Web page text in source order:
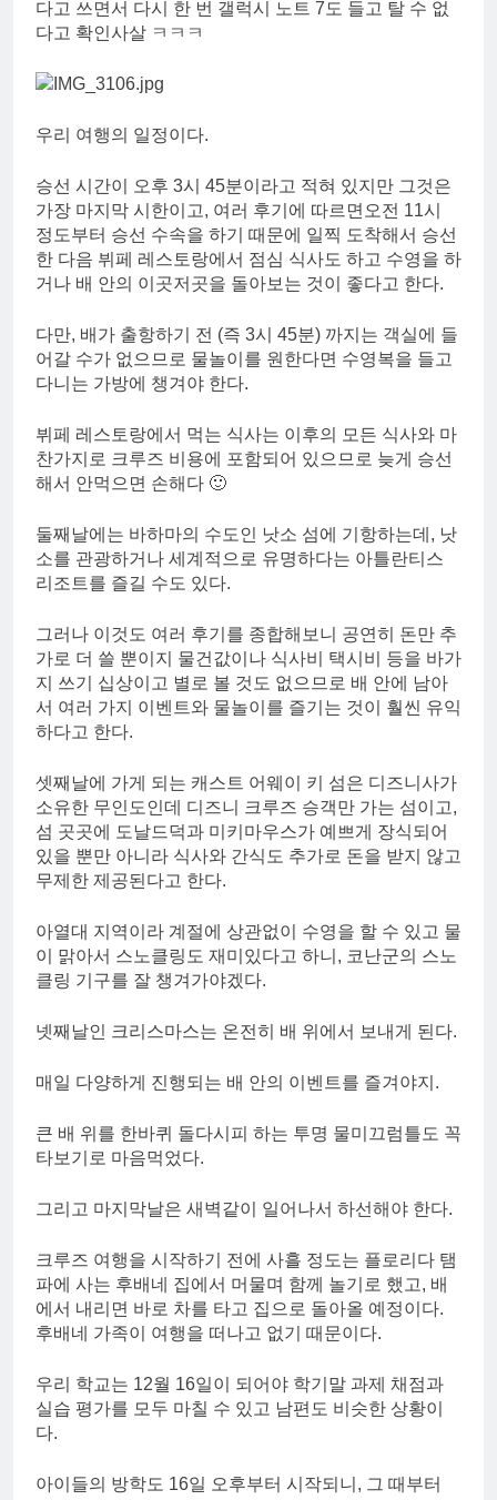
다고 쓰면서 다시 한 번 갤럭시 노트 7도 들고 탈 수 없
다고 확인사살 ㅋㅋㅋ
우리 여행의 일정이다.
승선 시간이 오후 3시 45분이라고 적혀 있지만 그것은
가장 마지막 시한이고, 여러 후기에 따르면오전 11시
정도부터 승선 수속을 하기 때문에 일찍 도착해서 승선
한 다음 뷔페 레스토랑에서 점심 식사도 하고 수영을 하
거나 배 안의 이곳저곳을 돌아보는 것이 좋다고 한다.
다만, 배가 출항하기 전 (즉 3시 45분) 까지는 객실에 들
어갈 수가 없으므로 물놀이를 원한다면 수영복을 들고
다니는 가방에 챙겨야 한다.
뷔페 레스토랑에서 먹는 식사는 이후의 모든 식사와 마
찬가지로 크루즈 비용에 포함되어 있으므로 늦게 승선
해서 안먹으면 손해다 🙂
둘째날에는 바하마의 수도인 낫소 섬에 기항하는데, 낫
소를 관광하거나 세계적으로 유명하다는 아틀란티스
리조트를 즐길 수도 있다.
그러나 이것도 여러 후기를 종합해보니 공연히 돈만 추
가로 더 쓸 뿐이지 물건값이나 식사비 택시비 등을 바가
지 쓰기 십상이고 별로 볼 것도 없으므로 배 안에 남아
서 여러 가지 이벤트와 물놀이를 즐기는 것이 훨씬 유익
하다고 한다.
셋째날에 가게 되는 캐스트 어웨이 키 섬은 디즈니사가
소유한 무인도인데 디즈니 크루즈 승객만 가는 섬이고,
섬 곳곳에 도날드덕과 미키마우스가 예쁘게 장식되어
있을 뿐만 아니라 식사와 간식도 추가로 돈을 받지 않고
무제한 제공된다고 한다.
아열대 지역이라 계절에 상관없이 수영을 할 수 있고 물
이 맑아서 스노클링도 재미있다고 하니, 코난군의 스노
클링 기구를 잘 챙겨가야겠다.
넷째날인 크리스마스는 온전히 배 위에서 보내게 된다.
매일 다양하게 진행되는 배 안의 이벤트를 즐겨야지.
큰 배 위를 한바퀴 돌다시피 하는 투명 물미끄럼틀도 꼭
타보기로 마음먹었다.
그리고 마지막날은 새벽같이 일어나서 하선해야 한다.
크루즈 여행을 시작하기 전에 사흘 정도는 플로리다 탬
파에 사는 후배네 집에서 머물며 함께 놀기로 했고, 배
에서 내리면 바로 차를 타고 집으로 돌아올 예정이다.
후배네 가족이 여행을 떠나고 없기 때문이다.
우리 학교는 12월 16일이 되어야 학기말 과제 채점과
실습 평가를 모두 마칠 수 있고 남편도 비슷한 상황이
다.
아이들의 방학도 16일 오후부터 시작되니, 그 때부터